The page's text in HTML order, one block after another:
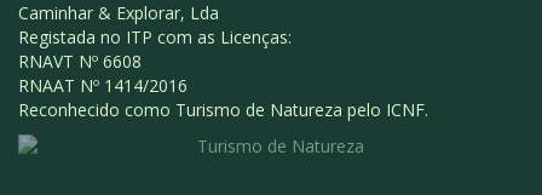
Caminhar & Explorar, Lda
Registada no ITP com as Licenças:
RNAVT Nº 6608
RNAAT Nº 1414/2016
Reconhecido como Turismo de Natureza pelo ICNF.